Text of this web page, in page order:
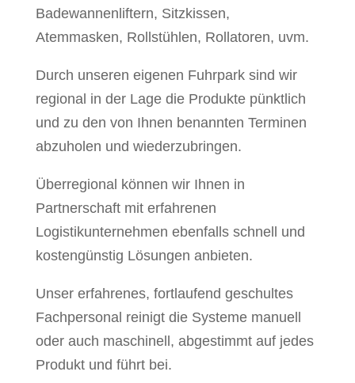
Badewannenliftern, Sitzkissen,
Atemmasken, Rollstühlen, Rollatoren, uvm.
Durch unseren eigenen Fuhrpark sind wir
regional in der Lage die Produkte pünktlich
und zu den von Ihnen benannten Terminen
abzuholen und wiederzubringen.
Überregional können wir Ihnen in
Partnerschaft mit erfahrenen
Logistikunternehmen ebenfalls schnell und
kostengünstig Lösungen anbieten.
Unser erfahrenes, fortlaufend geschultes
Fachpersonal reinigt die Systeme manuell
oder auch maschinell, abgestimmt auf jedes
Produkt und führt bei.